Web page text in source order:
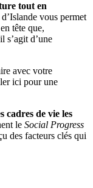
tout en
vous permet
tête que,
s’agit d’une
avec votre
ici pour une
cadres de vie les
le Social Progress
des facteurs clés qui